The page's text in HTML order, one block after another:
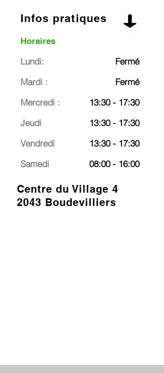
Infos pratiques
Horaires
Lundi:
Mardi :
Mercredi :
Jeudi
Vendredi
Samedi
Fermé
Fermé
13:30 - 17:30
13:30 - 17:30
13:30 - 17:30
08:00 - 16:00
Centre du Village 4
2043 Boudevilliers